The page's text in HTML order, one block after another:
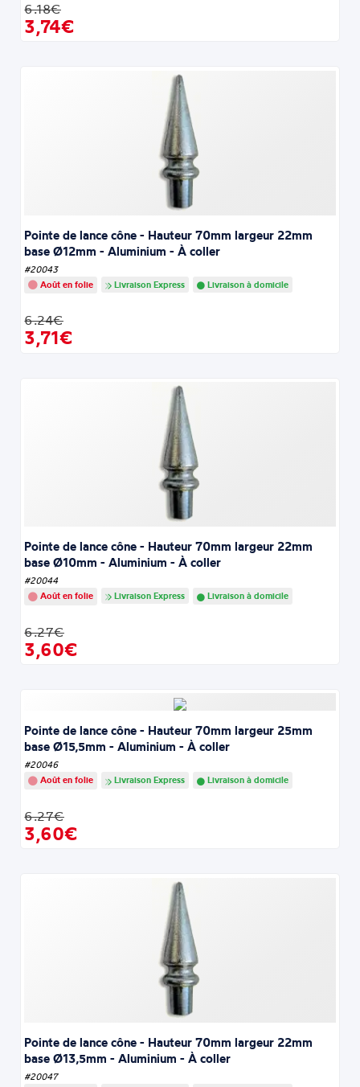
6.18€
3,74€
Pointe de lance cône - Hauteur 70mm largeur 22mm
base Ø12mm - Aluminium - À coller
#20043
Août en folie
Livraison Express Livraison à domicile
6.24€
3,71€
Pointe de lance cône - Hauteur 70mm largeur 22mm
base Ø10mm - Aluminium - À coller
#20044
Août en folie
Livraison Express Livraison à domicile
6.27€
3,60€
Pointe de lance cône - Hauteur 70mm largeur 25mm
base Ø15,5mm - Aluminium - À coller
#20046
Août en folie
Livraison Express Livraison à domicile
6.27€
3,60€
Pointe de lance cône - Hauteur 70mm largeur 22mm
base Ø13,5mm - Aluminium - À coller
#20047